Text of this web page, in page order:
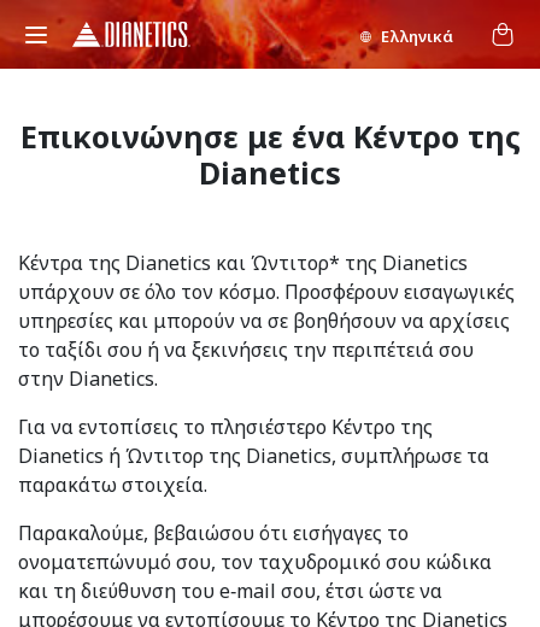
Ελληνικά
Επικοινώνησε με ένα Κέντρο της
Dianetics
Κέντρα της Dianetics και Ώντιτορ* της Dianetics
υπάρχουν σε όλο τον κόσμο. Προσφέρουν εισαγωγικές
υπηρεσίες και μπορούν να σε βοηθήσουν να αρχίσεις
το ταξίδι σου ή να ξεκινήσεις την περιπέτειά σου
στην Dianetics.
Για να εντοπίσεις το πλησιέστερο Κέντρο της
Dianetics ή Ώντιτορ της Dianetics, συμπλήρωσε τα
παρακάτω στοιχεία.
Παρακαλούμε, βεβαιώσου ότι εισήγαγες το
ονοματεπώνυμό σου, τον ταχυδρομικό σου κώδικα
και τη διεύθυνση του e‑mail σου, έτσι ώστε να
μπορέσουμε να εντοπίσουμε το Κέντρο της Dianetics